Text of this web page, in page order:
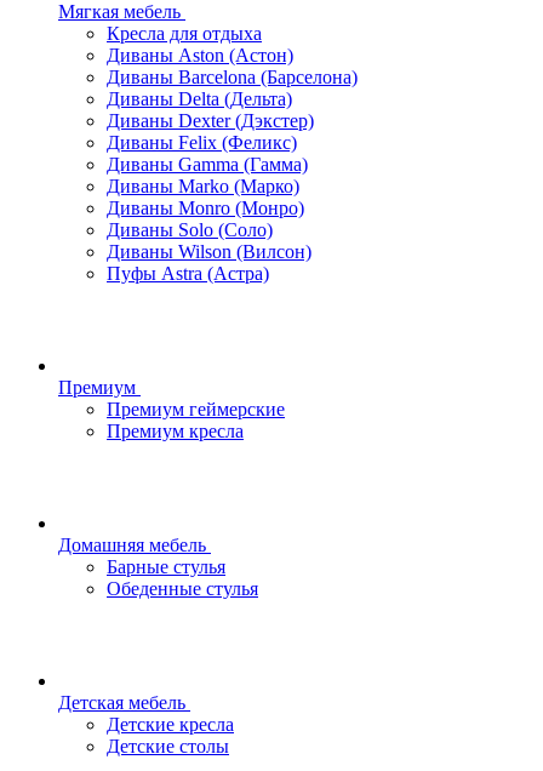
Мягкая мебель
Кресла для отдыха
Диваны Aston (Астон)
Диваны Barcelona (Барселона)
Диваны Delta (Дельта)
Диваны Dexter (Дэкстер)
Диваны Felix (Феликс)
Диваны Gamma (Гамма)
Диваны Marko (Марко)
Диваны Monro (Монро)
Диваны Solo (Соло)
Диваны Wilson (Вилсон)
Пуфы Astra (Астра)
Премиум
Премиум геймерские
Премиум кресла
Домашняя мебель
Барные стулья
Обеденные стулья
Детская мебель
Детские кресла
Детские столы